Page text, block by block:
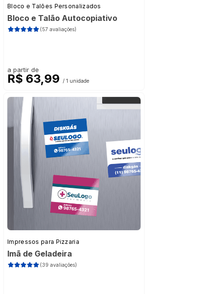
Bloco e Talões Personalizados
Bloco e Talão Autocopiativo
(57 avaliações)
a partir de
R$ 63,99 / 1 unidade
Impressos para Pizzaria
Imã de Geladeira
(39 avaliações)